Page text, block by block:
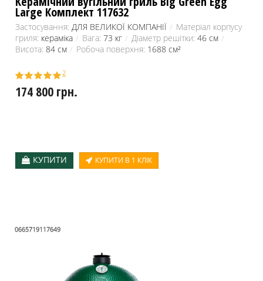
Large Комплект 117632
Застосування: ДЛЯ ВЕЛИКОЇ КОМПАНІЇ
Матеріал корпусу
гриля: кераміка Вага: 73 кг Діаметр решітки: 46 см
Висота: 84 см Робоча поверхня: 1688 см²
2
174 800 грн.
КУПИТИ КУПИТИ В 1 КЛІК
0665719117649